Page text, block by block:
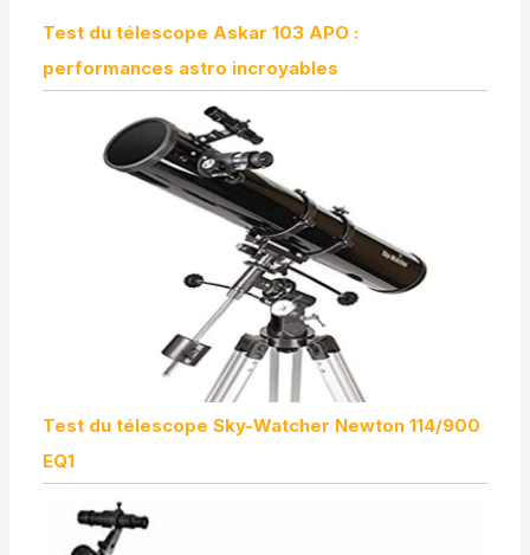
Test du télescope Askar 103 APO :
performances astro incroyables
Test du télescope Sky-Watcher Newton 114/900
EQ1